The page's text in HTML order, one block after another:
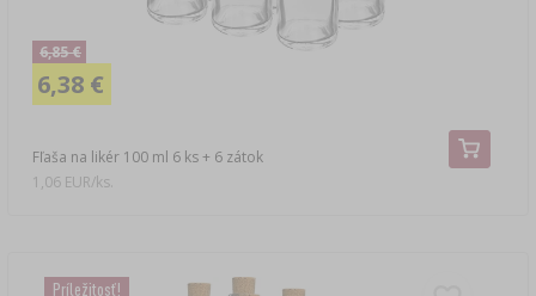
Fľaša na likér 100 ml 6 ks + 6 zátok
6,85 €
6,38 €
1,06 EUR/ks.
Príležitosť!